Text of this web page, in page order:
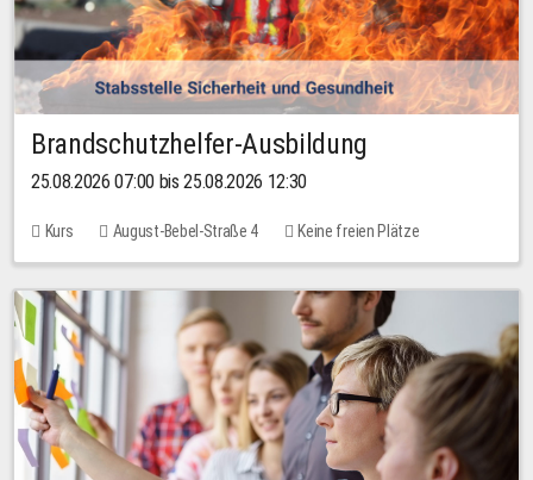
Brandschutzhelfer-Ausbildung
25.08.2026 07:00 bis 25.08.2026 12:30
Kurs August-Bebel-Straße 4 Keine freien Plätze